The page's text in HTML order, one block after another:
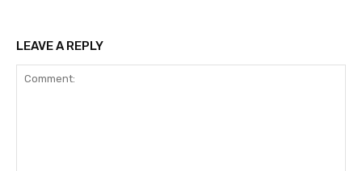
LEAVE A REPLY